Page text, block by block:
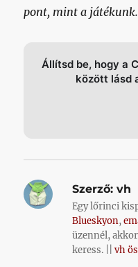
pont, mint a
Állítsd be, hogy a
között lásd
Szerző: vh
Egy lőrinci
Blueskyon,
üzennél,
keress. ||vh